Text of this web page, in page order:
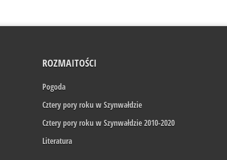
ROZMAITOŚCI
Pogoda
Cztery pory roku w Szynwałdzie
Cztery pory roku w Szynwałdzie 2010-2020
Literatura